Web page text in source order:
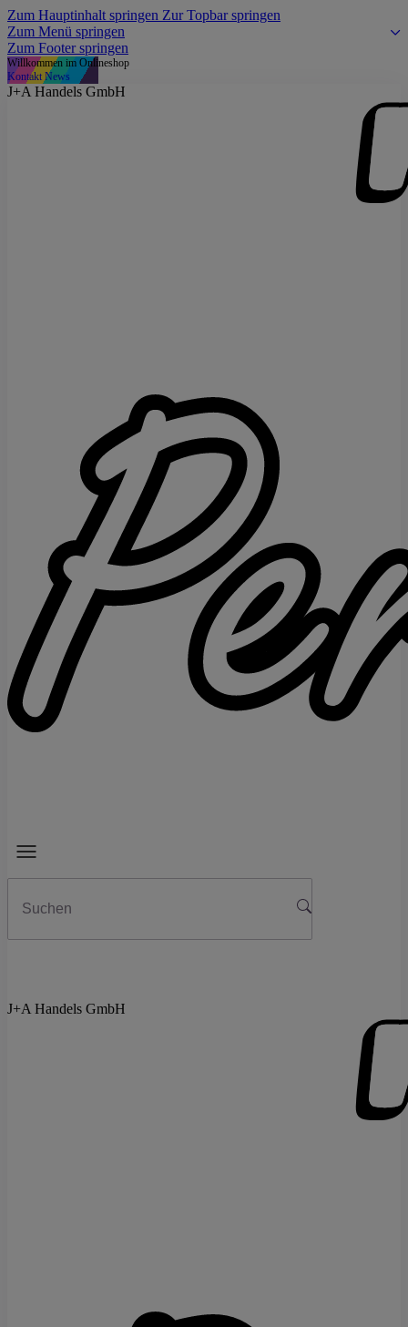
Zum Hauptinhalt springen Zur Topbar springen
Zum Menü springen
Zum Footer springen
Willkommen im Onlineshop
Kontakt News
J+A Handels GmbH
J+A Handels GmbH